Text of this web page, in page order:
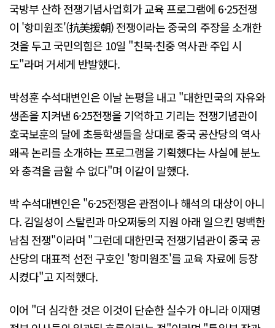
국방부 산하 전쟁기념사업회가 교육 프로그램에 6·25전쟁
이 '항미원조'(抗美援朝) 전쟁이라는 중국의 주장을 소개한
것을 두고 국민의힘은 10일 "친북·친중 역사관 주입 시
도"라며 거세게 반발했다.
박성훈 수석대변인은 이날 논평을 내고 "대한민국의 자유와
생존을 지켜낸 6·25전쟁을 기억하고 기리는 전쟁기념관이
호국보훈의 달에 초등학생들을 상대로 중국 공산당의 역사
왜곡 논리를 소개하는 프로그램을 기획했다는 사실에 분노
와 충격을 금할 수 없다"며 이같이 말했다.
박 수석대변인은 "6·25전쟁은 관점이나 해석의 대상이 아니
다. 김일성이 스탈린과 마오쩌둥의 지원 아래 일으킨 명백한
남침 전쟁"이라며 "그런데 대한민국 전쟁기념관이 중국 공
산당의 대표적 선전 구호인 '항미원조'를 교육 자료에 등장
시켰다"고 지적했다.
이어 "더 심각한 것은 이것이 단순한 실수가 아니라 이재명